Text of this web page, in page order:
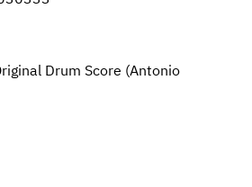
Drum Score (Antonio